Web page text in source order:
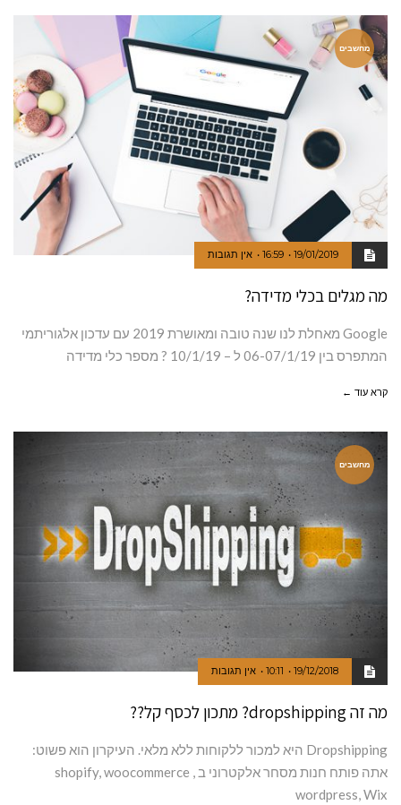
מחשבים
19/01/2019
16:59 אין תגובות
מה מגלים בכלי מדידה?
Google מאחלת לנו שנה טובה ומאושרת 2019 עם עדכון אלגוריתמי
המתפרס בין 06-07/1/19 ל – 10/1/19 ? מספר כלי מדידה
קרא עוד ←
מחשבים
19/12/2018
10:11 אין תגובות
מה זה dropshipping? מתכון לכסף קל??
Dropshipping היא למכור ללקוחות ללא מלאי. העיקרון הוא פשוט:
אתה פותח חנות מסחר אלקטרוני ב shopify, woocommerce ,
wordpress, Wix